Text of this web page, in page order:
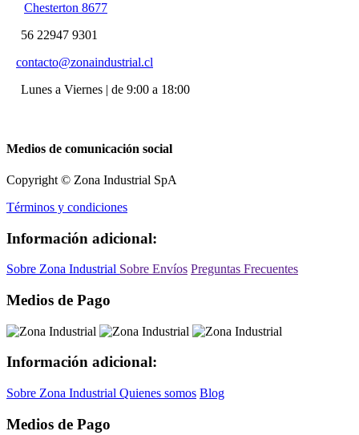
Chesterton 8677
56 22947 9301
contacto@zonaindustrial.cl
Lunes a Viernes | de 9:00 a 18:00
Medios de comunicación social
Copyright © Zona Industrial SpA
Términos y condiciones
Información adicional:
Sobre Zona Industrial Sobre Envíos Preguntas Frecuentes
Medios de Pago
Información adicional:
Sobre Zona Industrial Quienes somos Blog
Medios de Pago